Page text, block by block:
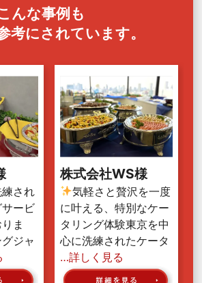
んな事例も
考にされています。
され
ービ
ま
ジャ
株式会社WS様
気軽さと贅沢を一度
に叶える、特別なケー
タリング体験東京を中
心に洗練されたケータ
…詳しく見る